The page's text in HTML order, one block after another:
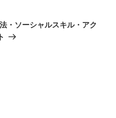
・ソーシャルスキル・アク